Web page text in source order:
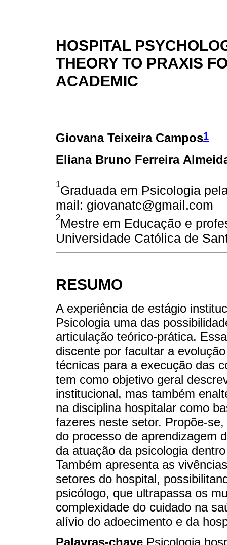
HOSPITAL
THEORY TO PRAXIS
ACADEMIC
Giovana Teixeira Campos1
Eliana Bruno Ferreira
1Graduada em Psicologia
mail: giovanatc@gmail.com
2Mestre em Educação e
Universidade Católica de
RESUMO
A experiência de estágio
Psicologia uma das
articulação teórico-prática.
discente por facultar a
técnicas para a execução das
tem como objetivo geral
institucional, mas também
na disciplina hospitalar como
fazeres neste setor. Propõe-
do processo de aprendizagem
da atuação da psicologia
Também apresenta as
setores do hospital,
psicólogo, que ultrapassa os
complexidade do cuidado na
alívio do adoecimento e da
Palavras-chave Psicologia